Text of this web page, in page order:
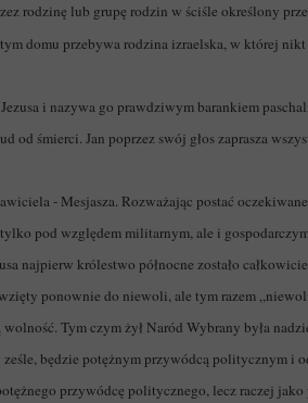
rodzinę lub grupę rodzin w ściśle określony
domu przebywa rodzina izraelska, w której
i nazywa go prawdziwym barankiem
śmierci. Jan poprzez swój głos zaprasza
- Mesjasza. Rozważając postać
pod względem militarnym, ale i
najpierw królestwo północne zostało
ponownie do niewoli, ale tym razem
Tym czym żył Naród Wybrany była
będzie potężnym przywódcą politycznym
przywódcę politycznego, lecz raczej jako